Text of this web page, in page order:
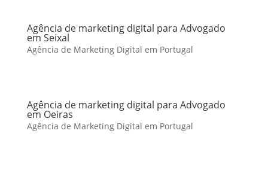
Agência de marketing digital para Advogado
em Seixal
Agência de Marketing Digital em Portugal
Agência de marketing digital para Advogado
em Oeiras
Agência de Marketing Digital em Portugal